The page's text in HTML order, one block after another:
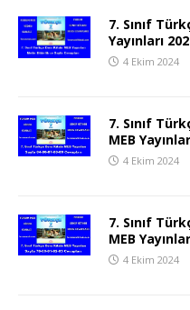
7. Sınıf
Yayınları
4 Ekim 2024
7. Sınıf
MEB
4 Ekim 2024
7. Sınıf
MEB
4 Ekim 2024